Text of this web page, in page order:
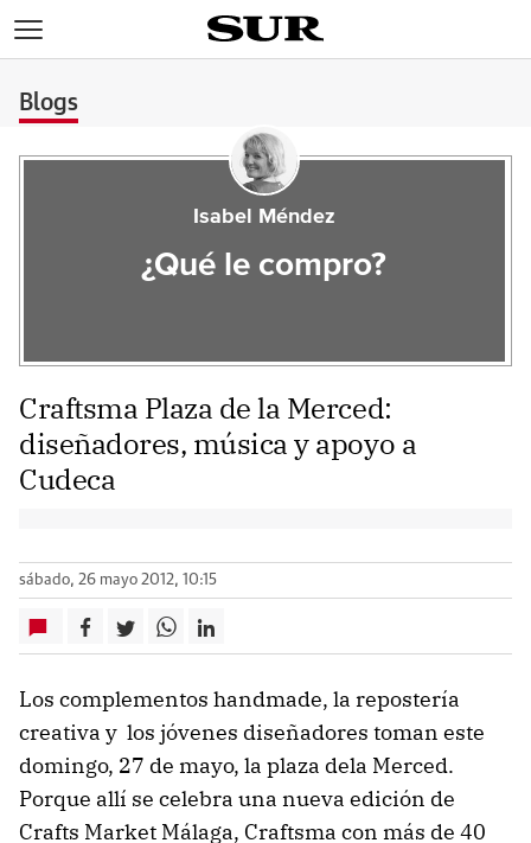
Blogs
Isabel Méndez
¿Qué le compro?
Craftsma Plaza de la Merced:
diseñadores, música y apoyo a
Cudeca
sábado, 26 mayo 2012, 10:15
Los complementos handmade, la repostería
creativa y los jóvenes diseñadores toman este
domingo, 27 de mayo, la plaza dela Merced.
Porque allí se celebra una nueva edición de
Crafts Market Málaga, Craftsma con más de 40